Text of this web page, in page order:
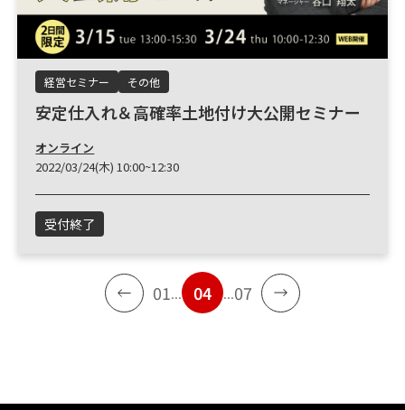
経営セミナー その他
安定仕入れ＆高確率土地付け大公開セミナー
オンライン
2022/03/24(木) 10:00~12:30
受付終了
01... 04 ...07